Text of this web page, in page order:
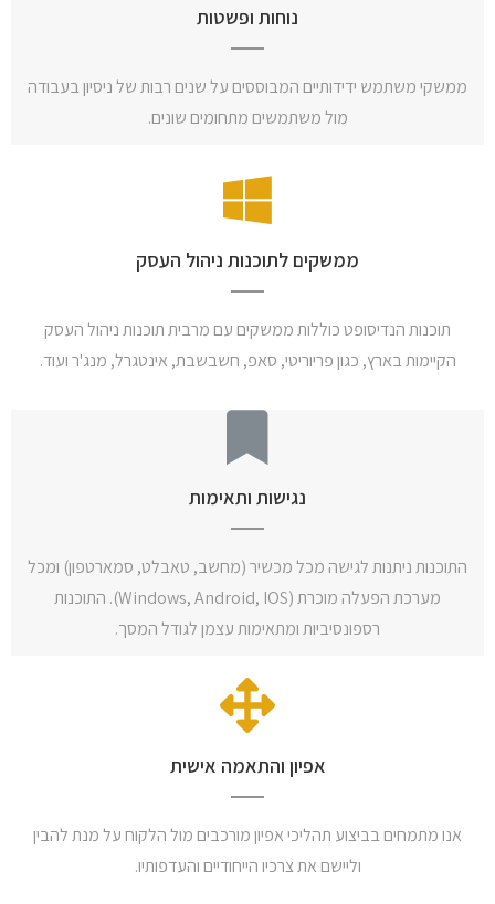
נוחות ופשטות
ממשקי משתמש ידידותיים המבוססים על שנים רבות של ניסיון בעבודה
מול משתמשים מתחומים שונים.
ממשקים לתוכנות ניהול העסק
תוכנות הנדיסופט כוללות ממשקים עם מרבית תוכנות ניהול העסק
הקיימות בארץ, כגון פריוריטי, סאפ, חשבשבת, אינטגרל, מנג'ר ועוד.
נגישות ותאימות
התוכנות ניתנות לגישה מכל מכשיר (מחשב, טאבלט, סמארטפון) ומכל
מערכת הפעלה מוכרת (Windows, Android, IOS). התוכנות
רספונסיביות ומתאימות עצמן לגודל המסך.
אפיון והתאמה אישית
אנו מתמחים בביצוע תהליכי אפיון מורכבים מול הלקוח על מנת להבין
וליישם את צרכיו הייחודיים והעדפותיו.